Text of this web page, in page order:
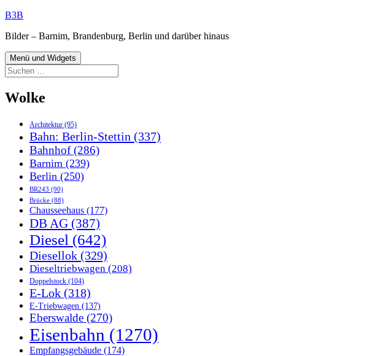
Zum
springen
B3B
Bilder – Barnim, Brandenburg, Berlin und darüber hinaus
Menü und Widgets
Suchen
nach:
Wolke
Architektur (95)
Bahn: Berlin-Stettin (337)
Bahnhof(286)
Barnim (239)
Berlin (250)
BR243 (90)
Brücke (88)
Chausseehaus (177)
DB AG (387)
Diesel (642)
Diesellok (329)
Dieseltriebwagen (208)
Doppelstock (104)
E-Lok (318)
E-Triebwagen (137)
Eberswalde (270)
Eisenbahn (1270)
Empfangsgebäude (174)